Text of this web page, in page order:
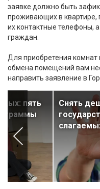
заявке должно быть
проживающих в квартире,
их контактные телефоны,
граждан.
Для приобретения
обмена помещений вам
направить заявление в
пять
Снять